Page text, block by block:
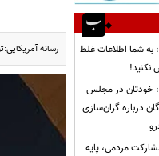
رسانه آمریکایی:تهران از آغاز
شما اطلاعات غلط
نکنید!
خودتان در مجلس
درباره گران‌سازی
مردمی، پایه